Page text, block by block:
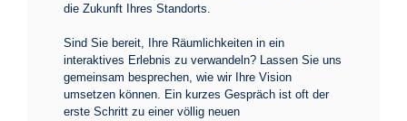
die Zukunft Ihres Standorts.
Sind Sie bereit, Ihre Räumlichkeiten in ein
interaktives Erlebnis zu verwandeln? Lassen Sie uns
gemeinsam besprechen, wie wir Ihre Vision
umsetzen können. Ein kurzes Gespräch ist oft der
erste Schritt zu einer völlig neuen